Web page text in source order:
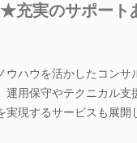
充実のサポート
ウハウを活かしたコン
運用保守やテクニカル支
現するサービスも展開